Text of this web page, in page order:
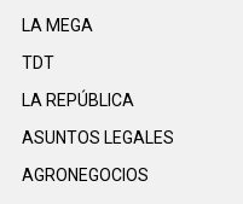
LA MEGA
TDT
LA REPÚBLICA
ASUNTOS LEGALES
AGRONEGOCIOS